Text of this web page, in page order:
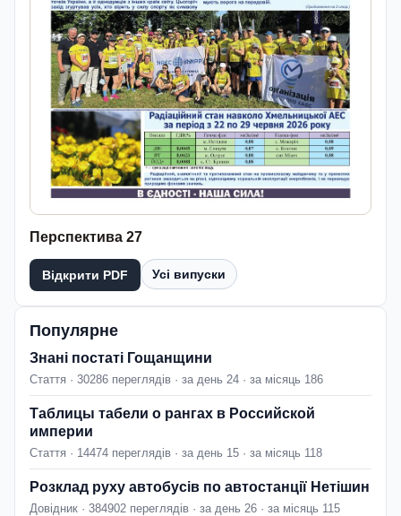
Перспектива 27
Відкрити PDF Усі випуски
Популярне
Знані постаті Гощанщини
Стаття · 30286 переглядів · за день 24 · за місяць 186
Таблицы табели о рангах в Российской
империи
Стаття · 14474 переглядів · за день 15 · за місяць 118
Розклад руху автобусів по автостанції Нетішин
Довідник · 384902 переглядів · за день 26 · за місяць 115